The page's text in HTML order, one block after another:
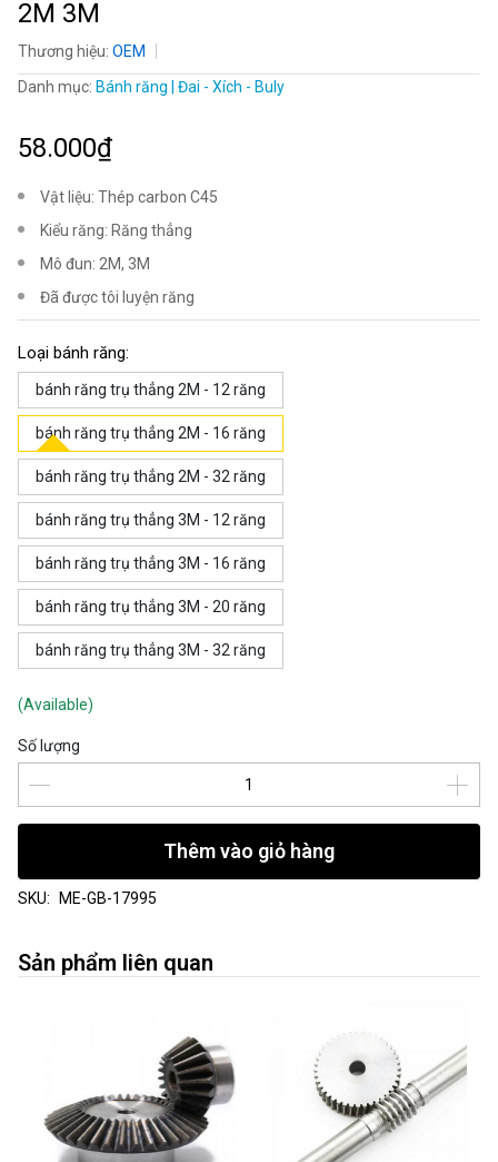
2M 3M
Thương hiệu: OEM
Danh mục: Bánh răng | Đai - Xích - Buly
58.000₫
Vật liệu: Thép carbon C45
Kiểu răng: Răng thẳng
Mô đun: 2M, 3M
Đã được tôi luyện răng
Loại bánh răng:
bánh răng trụ thẳng 2M - 12 răng
bánh răng trụ thẳng 2M - 16 răng
bánh răng trụ thẳng 2M - 32 răng
bánh răng trụ thẳng 3M - 12 răng
bánh răng trụ thẳng 3M - 16 răng
bánh răng trụ thẳng 3M - 20 răng
bánh răng trụ thẳng 3M - 32 răng
(Available)
Số lượng
Thêm vào giỏ hàng
SKU: ME-GB-17995
Sản phẩm liên quan